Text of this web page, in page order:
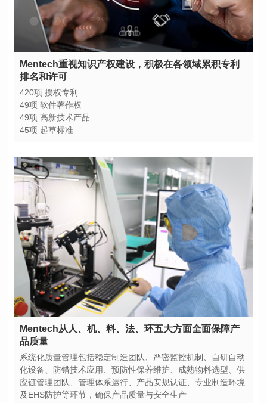
排名和许可
420项 授权专利
49项 软件著作权
49项 高新技术产品
45项 起草标准
品质量
及EHS防护等环节，确保产品质量与安全生产